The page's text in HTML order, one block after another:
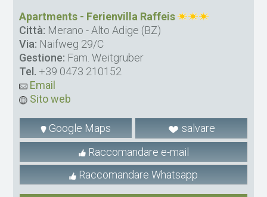
Apartments - Ferienvilla Raffeis
Città: Merano - Alto Adige (BZ)
Via: Naifweg 29/C
Gestione: Fam. Weitgruber
Tel. +39 0473 210152
Email
Sito web
Google Maps
salvare
Raccomandare e-mail
Raccomandare Whatsapp